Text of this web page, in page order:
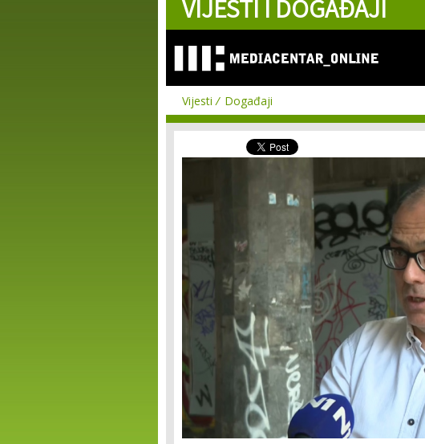
VIJESTI I DOGAĐAJI
Vijesti Događaji